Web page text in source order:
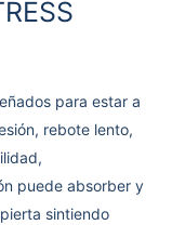
para estar a
rebote lento,
puede absorber y
sintiendo